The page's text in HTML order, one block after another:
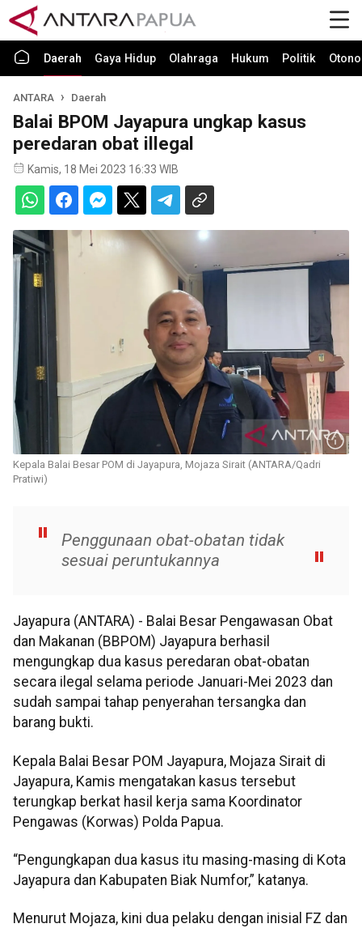
Daerah Gaya Hidup Olahraga Hukum Politik
ANTARA Daerah
Balai BPOM Jayapura ungkap kasus
peredaran obat illegal
Kamis, 18 Mei 2023 16:33 WIB
Kepala Balai Besar POM di Jayapura, Mojaza Sirait (ANTARA/Qadri
Pratiwi)
Penggunaan obat-obatan tidak
sesuai peruntukannya
Jayapura (ANTARA) - Balai Besar Pengawasan Obat
dan Makanan (BBPOM) Jayapura berhasil
mengungkap dua kasus peredaran obat-obatan
secara ilegal selama periode Januari-Mei 2023 dan
sudah sampai tahap penyerahan tersangka dan
barang bukti.
Kepala Balai Besar POM Jayapura, Mojaza Sirait di
Jayapura, Kamis mengatakan kasus tersebut
terungkap berkat hasil kerja sama Koordinator
Pengawas (Korwas) Polda Papua.
“Pengungkapan dua kasus itu masing-masing di Kota
Jayapura dan Kabupaten Biak Numfor,” katanya.
Menurut Mojaza, kini dua pelaku dengan inisial FZ dan